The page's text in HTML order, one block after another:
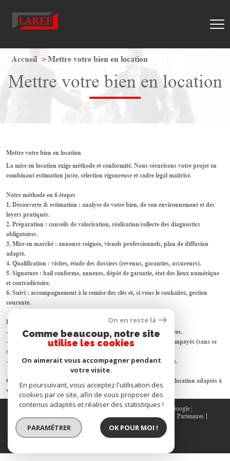
Accueil Mettre votre bien en location
Mettre votre bien en location
Mettre votre bien en location
La mise en location exige méthode et conformité. Nous sécurisons votre projet en
combinant estimation juste, sélection rigoureuse et cadre légal maîtrisé.
Notre méthode en 6 étapes
1. Découverte & estimation : analyse de votre bien, de son environnement et des
loyers pratiqués.
2. Préparation : conseils de valorisation, réalisation/collecte des diagnostics
obligatoires.
3. Mise en marché : annonce soignée, visuels professionnels, plan de diffusion
adapté.
4. Qualification : visites, étude des dossiers (revenus, garanties, assureurs).
5. Signature : bail conforme, annexes, dépôt de garantie, état des lieux numérique
et contradictoire.
6. Suivi : accompagnement à la remise des clés et, si vous le souhaitez, gestion
courante.
Pourquoi nous confier votre bien ?
- Transparence totale sur les retours de visites et les actions menées.
- Conseils pratiques sur la fiscalité locative et l’assurance loyers impayés (sans se
substituer à un conseil professionnel).
- Processus pensé pour limiter la vacance et sécuriser vos revenus.
Contactez-nous pour une estimation et un calendrier de mise en location adaptés à
vos objectifs.
© 2026 | Tous droits réservés | Traduction powered by Google |
Nos honoraires
Plan du site Mentions légales Admin
Partenaires
Politique RGPD
Cookies
On en reste là
Comme beaucoup, notre site
utilise les cookies
On aimerait vous accompagner pendant
votre visite.
En poursuivant, vous acceptez l'utilisation des
cookies par ce site, afin de vous proposer des
contenus adaptés et réaliser des statistiques !
PARAMÉTRER OK POUR MOI !